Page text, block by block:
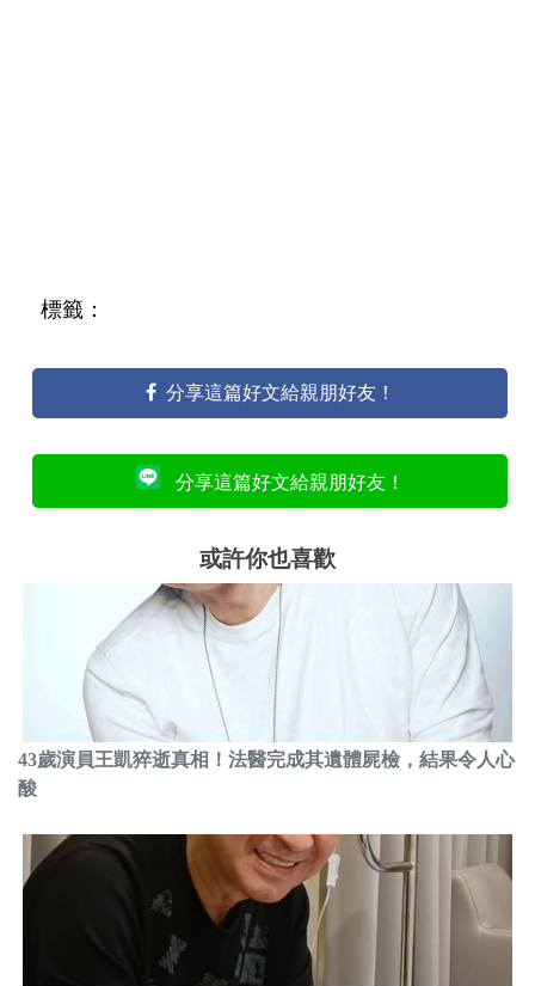
標籤：
分享這篇好文給親朋好友！
分享這篇好文給親朋好友！
或許你也喜歡
43歲演員王凱猝逝真相！法醫完成其遺體屍檢，結果令人心
酸